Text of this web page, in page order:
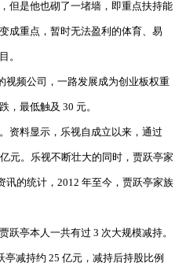
是他也砌了一堵墙，即重点扶持能
成重点，暂时无法盈利的体育、易
。
频公司，一路发展成为创业板权重
，最低触及 30 元。
料显示，乐视自成立以来，通过
元。乐视不断壮大的同时，贾跃亭家
讯的统计，2012 年至今，贾跃亭家族
亭本人一共有过 3 次大规模减持。
减持约 25 亿元，减持后持股比例